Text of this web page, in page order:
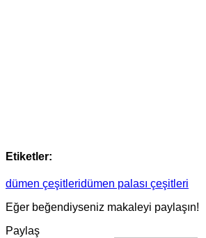
Etiketler:
dümen çeşitleridümen palası çeşitleri
Eğer beğendiyseniz makaleyi paylaşın!
Paylaş